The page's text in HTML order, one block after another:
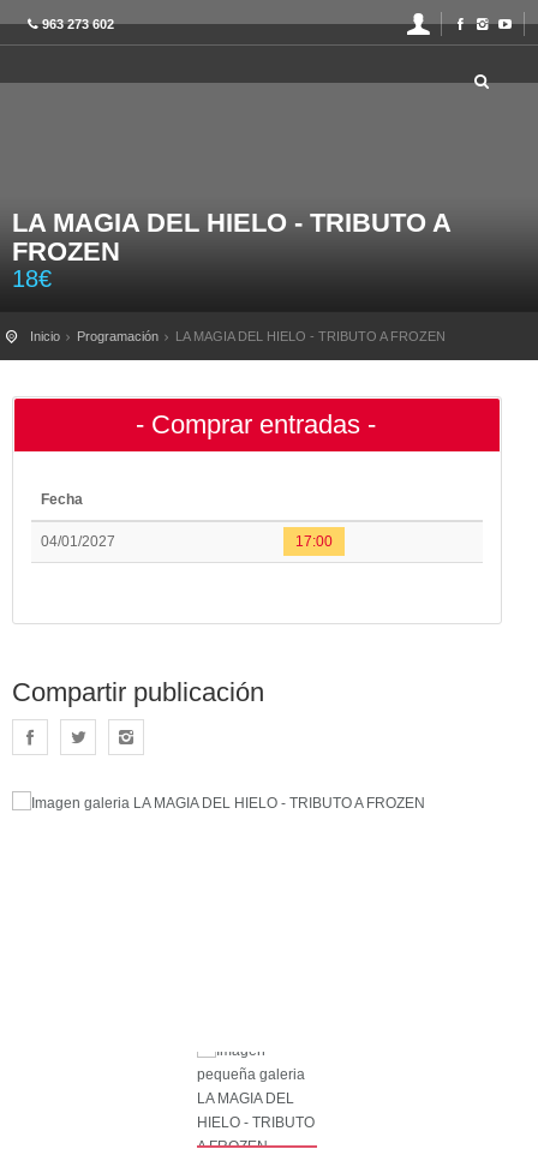
963 273 602
LA MAGIA DEL HIELO - TRIBUTO A
FROZEN
18€
Inicio Programación LA MAGIA DEL HIELO - TRIBUTO A FROZEN
- Comprar entradas -
Fecha
04/01/2027 17:00
Compartir publicación